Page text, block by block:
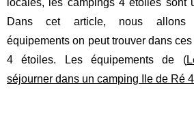
locales, les campings 4 étoiles sont
Dans cet article, nous allons
équipements on peut trouver dans
4 étoiles. Les équipements de (
séjourner dans un camping Ile de Ré